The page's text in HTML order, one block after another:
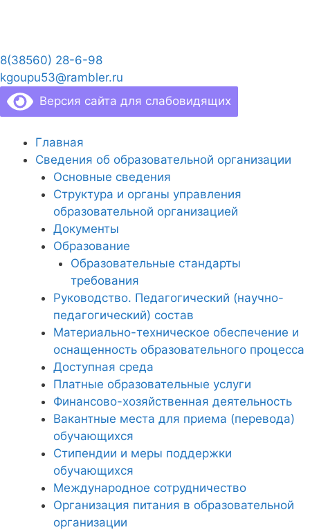
8(38560) 28-6-98
kgoupu53@rambler.ru
Версия сайта для слабовидящих
Главная
Сведения об образовательной организации
Основные сведения
Структура и органы управления
образовательной организацией
Документы
Образование
Образовательные стандарты
требования
Руководство. Педагогический (научно-
педагогический) состав
Материально-техническое обеспечение и
оснащенность образовательного процесса
Доступная среда
Платные образовательные услуги
Финансово-хозяйственная деятельность
Вакантные места для приема (перевода)
обучающихся
Стипендии и меры поддержки
обучающихся
Международное сотрудничество
Организация питания в образовательной
организации